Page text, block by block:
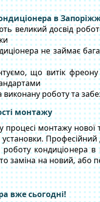
в
великий досвід
не займає
що витік
роботу та
монтажу
монтажу нової
кондиціонера
заміна на новий, або
вже сьогодні!